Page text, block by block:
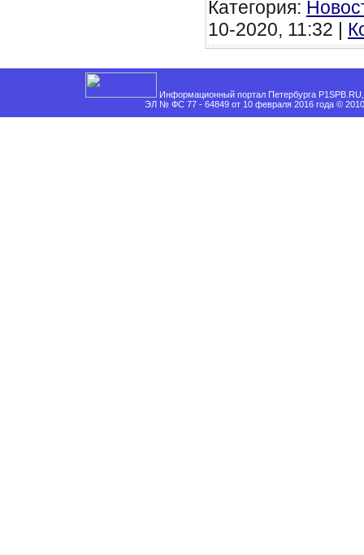
Категория:
10-2020, 11:32 |
Информационный портал Петербурга
ЭЛ № ФС 77 - 64849 от 10 февраля 2016 года ©